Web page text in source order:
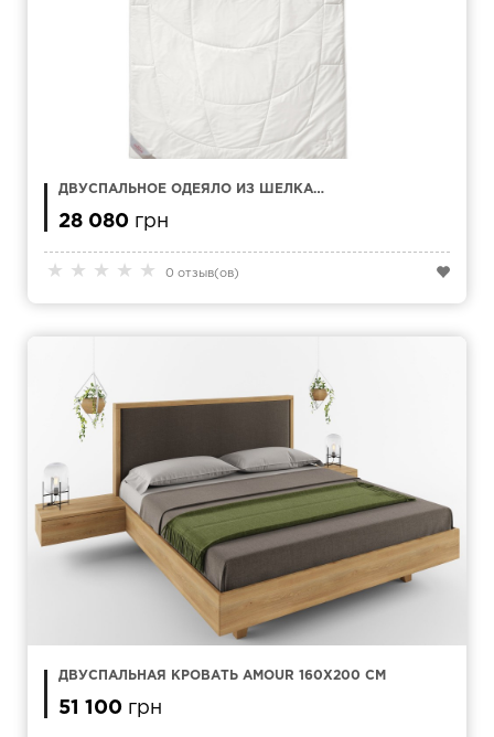
★ ★ ★ ★ ★ 0 отзыв(ов)
ДВУСПАЛЬНОЕ ОДЕЯЛО ИЗ ШЕЛКА
28 080 грн
ДВУСПАЛЬНАЯ КРОВАТЬ AMOUR 160X200 СМ
51 100 грн